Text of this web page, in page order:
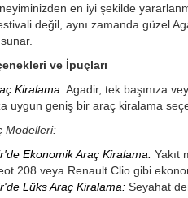
en iyi şekilde
değil, aynı zamanda güzel
ve İpuçları
Kiralama:Agadir, tek başınıza
uygun geniş bir araç kiralama
Modelleri:
Ekonomik Araç Kiralama: Yakıt
208 veya Renault Clio gibi
Lüks Araç Kiralama: Seyahat